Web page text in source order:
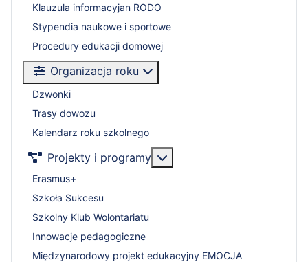
Klauzula informacyjan RODO
Stypendia naukowe i sportowe
Procedury edukacji domowej
Organizacja roku
Dzwonki
Trasy dowozu
Kalendarz roku szkolnego
Projekty i programy
Erasmus+
Szkoła Sukcesu
Szkolny Klub Wolontariatu
Innowacje pedagogiczne
Międzynarodowy projekt edukacyjny EMOCJA